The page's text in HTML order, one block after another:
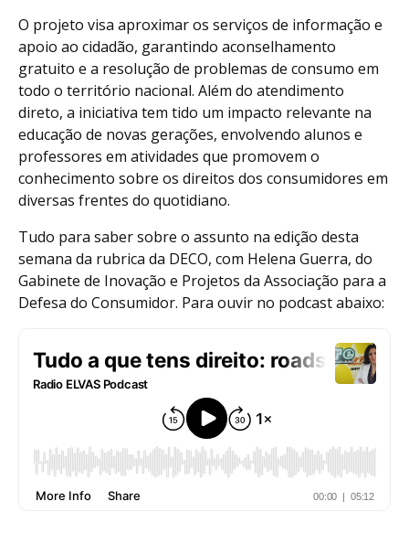
O projeto visa aproximar os serviços de informação e
apoio ao cidadão, garantindo aconselhamento
gratuito e a resolução de problemas de consumo em
todo o território nacional. Além do atendimento
direto, a iniciativa tem tido um impacto relevante na
educação de novas gerações, envolvendo alunos e
professores em atividades que promovem o
conhecimento sobre os direitos dos consumidores em
diversas frentes do quotidiano.
Tudo para saber sobre o assunto na edição desta
semana da rubrica da DECO, com Helena Guerra, do
Gabinete de Inovação e Projetos da Associação para a
Defesa do Consumidor. Para ouvir no podcast abaixo: